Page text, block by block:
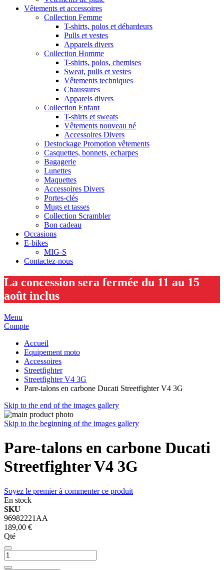
Vêtements et accessoires
Collection Femme
T-shirts, polos et débardeurs
Pulls et vestes
Apparels divers
Collection Homme
T-shirts, polos, chemises
Sweat, pulls et vestes
Vêtements techniques
Chaussures
Apparels divers
Collection Enfant
T-shirts et sweats
Vêtements nouveau né
Accessoires Divers
Destockage Promotion vêtements
Casquettes, bonnets, echarpes
Bagagerie
Lunettes
Maquettes
Accessoires Divers
Portes-clés
Mugs et tasses
Collection Scrambler
Bon cadeau
Occasions
E-bikes
MIG-S
Contactez-nous
La concession sera fermée du 11 au 15
août inclus
Menu
Compte
Accueil
Equipement moto
Accessoires
Streetfighter
Streetfighter V4 3G
Pare-talons en carbone Ducati Streetfighter V4 3G
Skip to the end of the images gallery
Skip to the beginning of the images gallery
Pare-talons en carbone Ducati
Streetfighter V4 3G
Soyez le premier à commenter ce produit
En stock
SKU
96982221AA
189,00 €
Qté